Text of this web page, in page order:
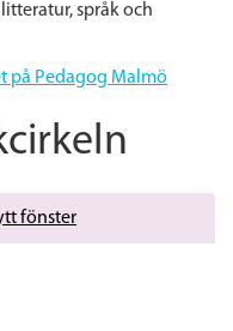
språk och
på Pedagog Malmö
fönster